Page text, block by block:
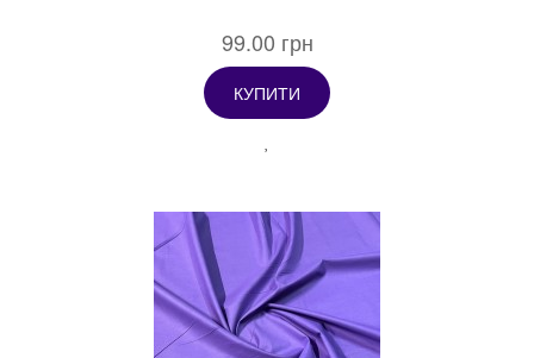
99.00 грн
КУПИТИ